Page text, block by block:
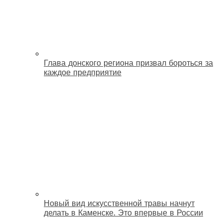
Глава донского региона призвал бороться за
каждое предприятие
Новый вид искусственной травы начнут
делать в Каменске. Это впервые в России